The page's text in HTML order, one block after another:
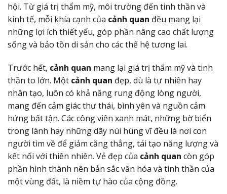
hội. Từ giá trị thẩm mỹ, môi trường đến tinh thần và
kinh tế, mỗi khía cạnh của cảnh quan đều mang lại
những lợi ích thiết yếu, góp phần nâng cao chất lượng
sống và bảo tồn di sản cho các thế hệ tương lai.
Trước hết, cảnh quan mang lại giá trị thẩm mỹ và tinh
thần to lớn. Một cảnh quan đẹp, dù là tự nhiên hay
nhân tạo, luôn có khả năng rung động lòng người,
mang đến cảm giác thư thái, bình yên và nguồn cảm
hứng bất tận. Các công viên xanh mát, những bờ biển
trong lành hay những dãy núi hùng vĩ đều là nơi con
người tìm về để giảm căng thẳng, tái tạo năng lượng và
kết nối với thiên nhiên. Vẻ đẹp của cảnh quan còn góp
phần hình thành nên bản sắc văn hóa và tinh thần của
một vùng đất, là niềm tự hào của cộng đồng.